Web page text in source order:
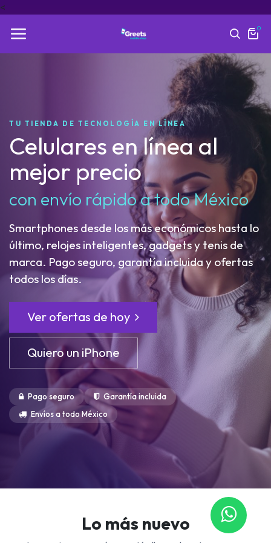
<
0
TU TIENDA DE TECNOLOGÍA EN LÍNEA
Celulares en línea al
mejor precio
con envío rápido a todo México
Smartphones desde los más económicos hasta lo
último, relojes inteligentes, gadgets y tenis de
marca. Pago seguro, garantía incluida y ofertas
todos los días.
Ver ofertas de hoy
Quiero un iPhone
Pago seguro
Garantía incluida
Envíos a todo México
Lo más nuevo